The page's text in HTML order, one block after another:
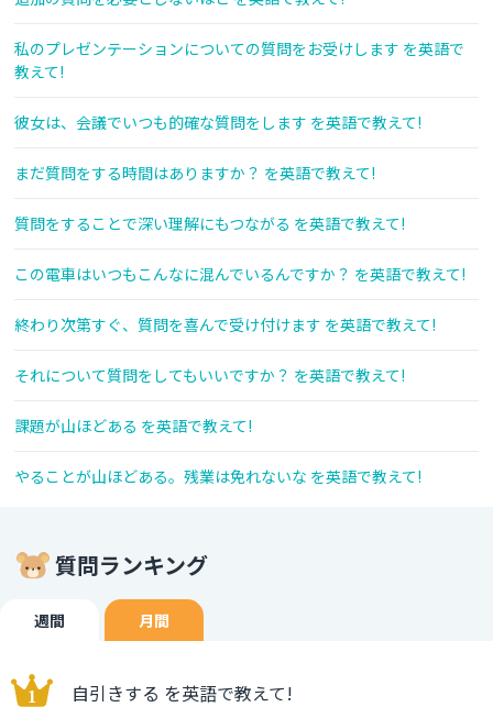
私のプレゼンテーションについての質問をお受けします を英語で
教えて!
彼女は、会議でいつも的確な質問をします を英語で教えて!
まだ質問をする時間はありますか？ を英語で教えて!
質問をすることで深い理解にもつながる を英語で教えて!
この電車はいつもこんなに混んでいるんですか？ を英語で教えて!
終わり次第すぐ、質問を喜んで受け付けます を英語で教えて!
それについて質問をしてもいいですか？ を英語で教えて!
課題が山ほどある を英語で教えて!
やることが山ほどある。残業は免れないな を英語で教えて!
質問ランキング
週間 月間
自引きする を英語で教えて!